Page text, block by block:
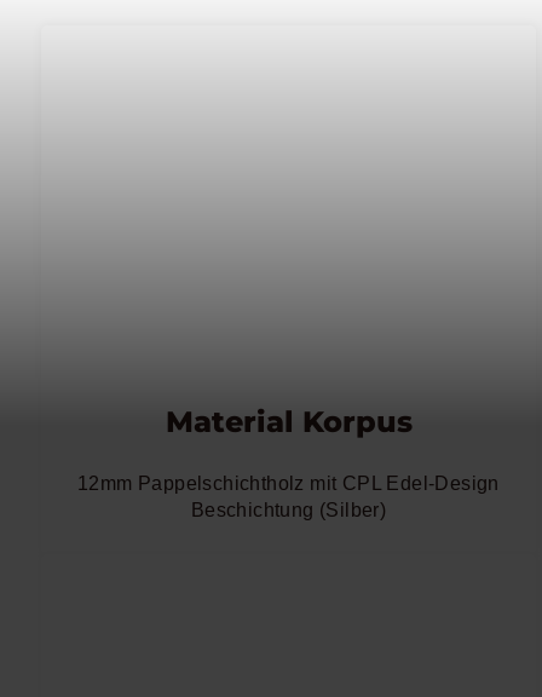
Material Korpus
12mm Pappelschichtholz mit CPL Edel-Design
Beschichtung (Silber)